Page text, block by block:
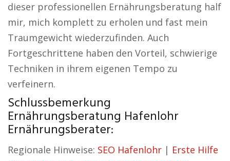
dieser professionellen Ernährungsberatung half
mir, mich komplett zu erholen und fast mein
Traumgewicht wiederzufinden. Auch
Fortgeschrittene haben den Vorteil, schwierige
Techniken in ihrem eigenen Tempo zu
verfeinern.
Schlussbemerkung
Ernährungsberatung Hafenlohr
Ernährungsberater:
Regionale Hinweise: SEO Hafenlohr | Erste Hilfe